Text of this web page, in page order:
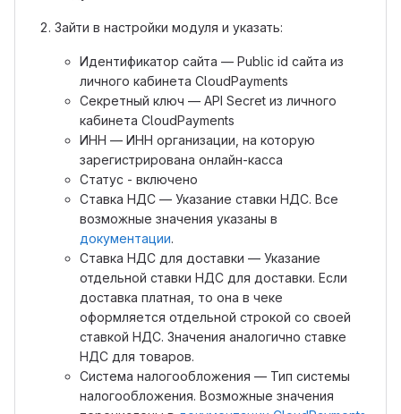
Зайти в настройки модуля и указать:
Идентификатор сайта — Public id сайта из
личного кабинета CloudPayments
Секретный ключ — API Secret из личного
кабинета CloudPayments
ИНН — ИНН организации, на которую
зарегистрирована онлайн-касса
Статус - включено
Ставка НДС — Указание ставки НДС. Все
возможные значения указаны в
документации.
Ставка НДС для доставки — Указание
отдельной ставки НДС для доставки. Если
доставка платная, то она в чеке
оформляется отдельной строкой со своей
ставкой НДС. Значения аналогично ставке
НДС для товаров.
Система налогообложения — Тип системы
налогообложения. Возможные значения